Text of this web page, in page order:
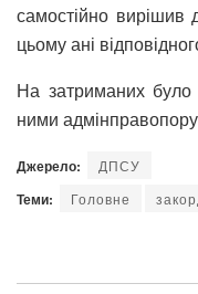
самостійно вирішив
цьому ані
На затриманих було
ними
Джерело: ДПСУ
Теми: Головне